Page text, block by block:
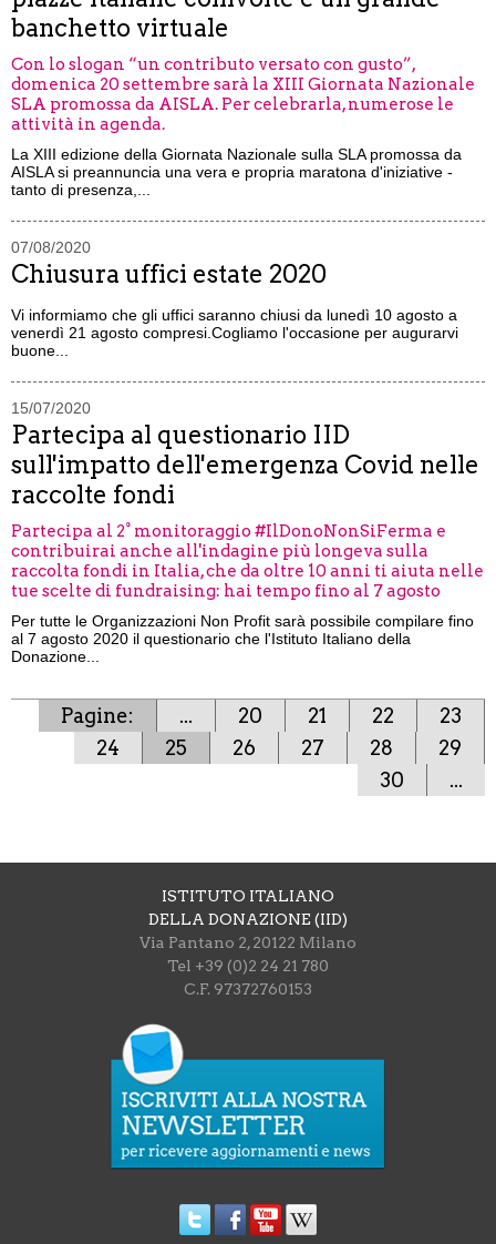
banchetto virtuale
Con lo slogan “un contributo versato con gusto”,
domenica 20 settembre sarà la XIII Giornata Nazionale
SLA promossa da AISLA. Per celebrarla, numerose le
attività in agenda.
La XIII edizione della Giornata Nazionale sulla SLA promossa da
AISLA si preannuncia una vera e propria maratona d'iniziative -
tanto di presenza,...
07/08/2020
Chiusura uffici estate 2020
Vi informiamo che gli uffici saranno chiusi da lunedì 10 agosto a
venerdì 21 agosto compresi.Cogliamo l'occasione per augurarvi
buone...
15/07/2020
Partecipa al questionario IID
sull'impatto dell'emergenza Covid nelle
raccolte fondi
Partecipa al 2° monitoraggio #IlDonoNonSiFerma e
contribuirai anche all'indagine più longeva sulla
raccolta fondi in Italia, che da oltre 10 anni ti aiuta nelle
tue scelte di fundraising: hai tempo fino al 7 agosto
Per tutte le Organizzazioni Non Profit sarà possibile compilare fino
al 7 agosto 2020 il questionario che l'Istituto Italiano della
Donazione...
Pagine: ... 20 21 22
23
24
25 26 27 28
29
30
...
ISTITUTO ITALIANO
DELLA DONAZIONE (IID)
Via Pantano 2, 20122 Milano
Tel +39 (0)2 24 21 780
C.F. 97372760153